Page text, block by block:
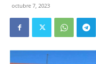
octubre 7, 2023